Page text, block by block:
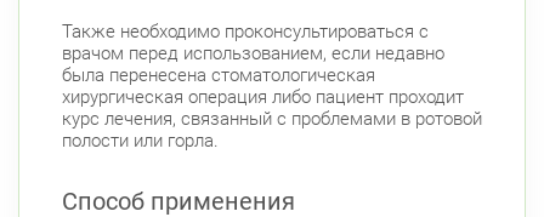
Пионерская
Богатырский пр., д. 28 Круглосуточно
Пионерская Комендантский пр.
Фрунзенский район
Дунайская
Также необходимо проконсультироваться с
врачом перед использованием, если недавно
была перенесена стоматологическая
хирургическая операция либо пациент проходит
курс лечения, связанный с проблемами в ротовой
полости или горла.
Способ применения